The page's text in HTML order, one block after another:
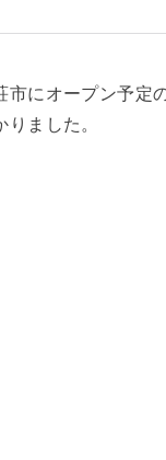
市にオープン予定
ました。